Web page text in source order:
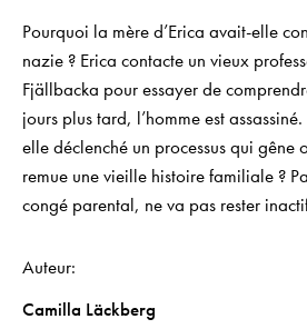
Pourquoi la mère d’Erica avait-elle
nazie ? Erica contacte un vieux
Fjällbacka pour essayer de
jours plus tard, l’homme est
elle déclenché un processus qui gêne
remue une vieille histoire familiale ?
congé parental, ne va pas rester
Auteur
Camilla Läckberg